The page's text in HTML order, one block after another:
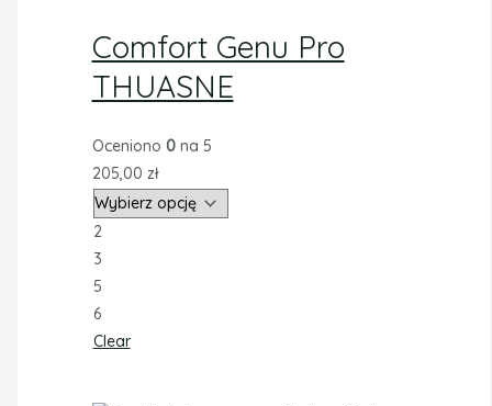
Comfort Genu Pro
THUASNE
Oceniono 0na 5
205,00 zł
2
3
5
6
Clear